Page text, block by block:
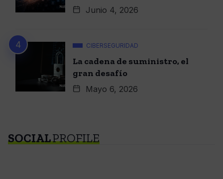
Junio 4, 2026
CIBERSEGURIDAD
La cadena de suministro, el
gran desafío
Mayo 6, 2026
SOCIALPROFILE